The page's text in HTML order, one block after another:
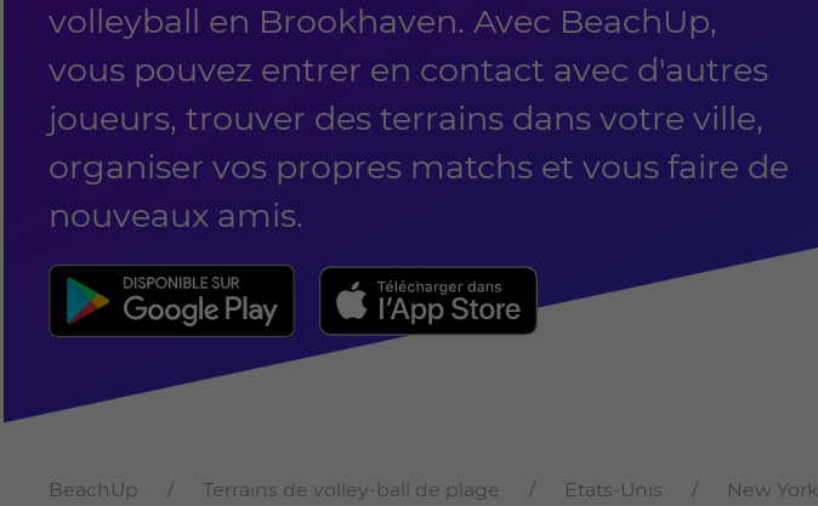
volleyball en Brookhaven. Avec BeachUp,
vous pouvez entrer en contact avec d'autres
joueurs, trouver des terrains dans votre ville,
organiser vos propres matchs et vous faire de
nouveaux amis.
BeachUp Terrains de volley-ball de plage Etats-Unis New York